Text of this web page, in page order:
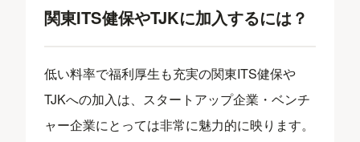
関東ITS健保やTJKに加入するには？
低い料率で福利厚生も充実の関東ITS健保や
TJKへの加入は、スタートアップ企業・ベンチ
ャー企業にとっては非常に魅力的に映ります。